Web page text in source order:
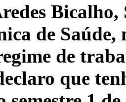
de
de
que